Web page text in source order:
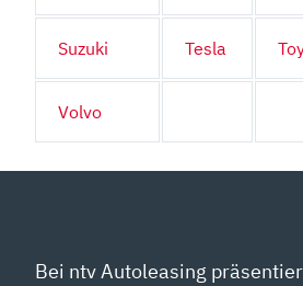
Suzuki Tesla
Volvo
Bei ntv Autoleasing